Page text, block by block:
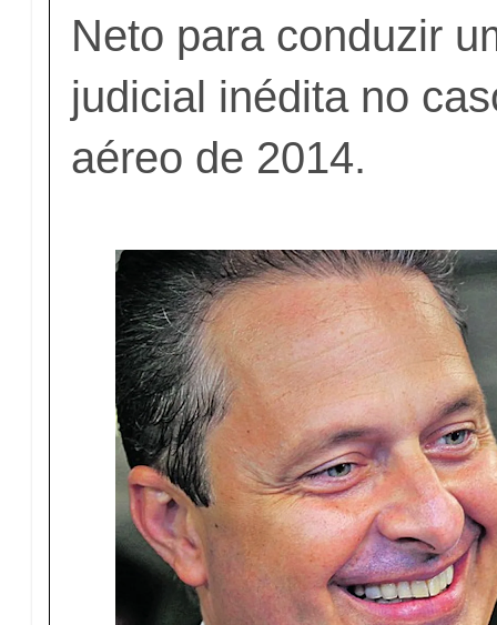
Neto para conduzir
judicial inédita no
aéreo de 2014.